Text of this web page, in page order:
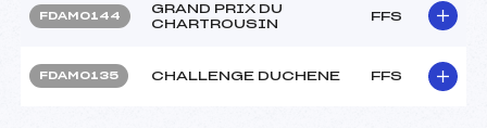
FDAM0144
GRAND PRIX DU
CHARTROUSIN
FFS
FDAM0135 CHALLENGE DUCHENE FFS